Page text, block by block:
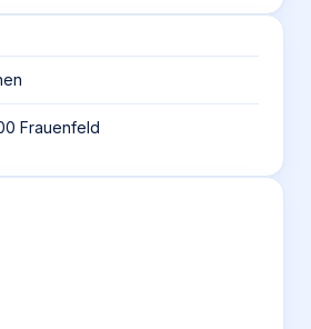
Frauenfeld